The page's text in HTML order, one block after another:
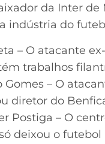
da Inter de
indústria do
– O atacante
trabalhos
Gomes – O
diretor do
Postiga – O
deixou o